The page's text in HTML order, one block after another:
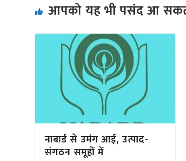
आपको यह भी पसंद आ
नाबार्ड से उमंग आई, उत्पाद-
संगठन समूहों में